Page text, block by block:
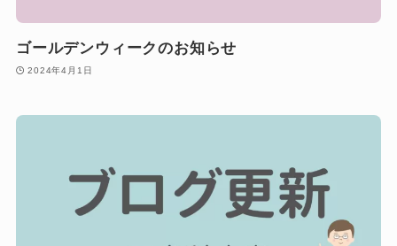
ゴールデンウィークのお知らせ
2024年4月1日